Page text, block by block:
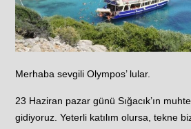
Merhaba sevgili Olympos’ lular.
23 Haziran pazar günü Sığacık’ın
gidiyoruz. Yeterli katılım olursa, tekne